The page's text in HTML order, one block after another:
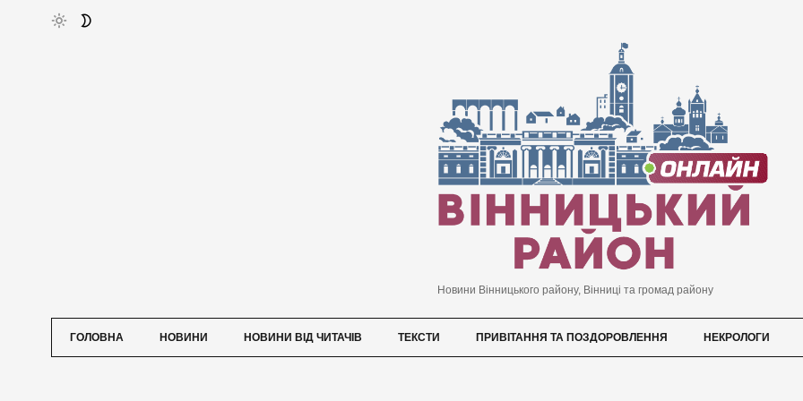
Новини Вінницького району, Вінниці та громад району
ГОЛОВНА НОВИНИ НОВИНИ ВІД ЧИТАЧІВ ТЕКСТИ ПРИВІТАННЯ ТА ПОЗДОРОВЛЕННЯ НЕКРОЛОГИ